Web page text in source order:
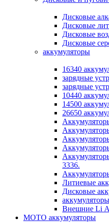
Дисковые
Дисковые
Дисковые
Дисковые
аккумуляторы
16340
зарядные
зарядные
10440
14500
26650
3336.
Литиевые
Дисковые
Внешние Li
МОТО аккумуляторы